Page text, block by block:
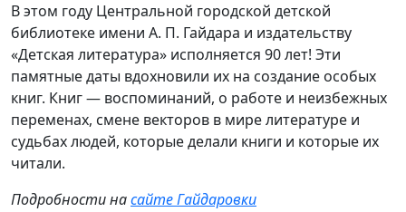
В этом году Центральной городской детской
библиотеке имени А. П. Гайдара и издательству
«Детская литература» исполняется 90 лет! Эти
памятные даты вдохновили их на создание особых
книг. Книг — воспоминаний, о работе и неизбежных
переменах, смене векторов в мире литературе и
судьбах людей, которые делали книги и которые их
читали.
Подробности насайте Гайдаровки